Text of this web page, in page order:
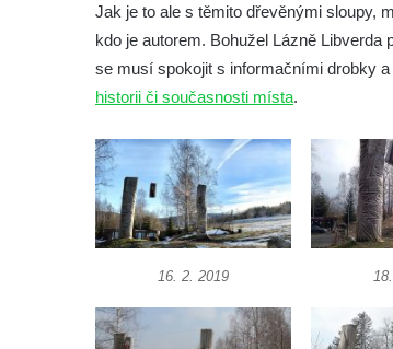
Socha Mamutí lebka v ZOO Hluboká
Socha Orel v ZOO Hluboká
Socha Přátelství v ZOO Hluboká
Socha Matka příroda v ZOO Hluboká
Socha Lišky v ZOO Hluboká
Socha Rys číhající na srnu v ZOO
Jak je to ale s těmito dřevěnými sloupy,
kdo je autorem. Bohužel Lázně
se musí spokojit s informačními drobky
historii či současnosti místa.
16. 2. 2019